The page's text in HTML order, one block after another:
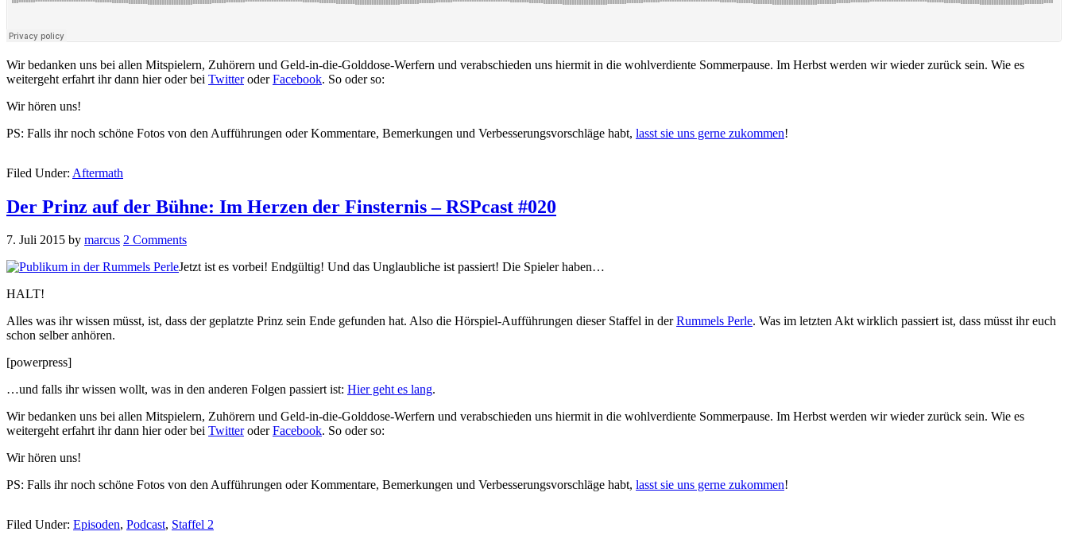
Wir bedanken uns bei allen Mitspielern, Zuhörern und Geld-in-die-Golddose-Werfern und verabschieden uns hiermit in die wohlverdiente Sommerpause. Im Herbst werden wir wieder zurück sein. Wie es
weitergeht erfahrt ihr dann hier oder bei TwitteroderFacebook. So oder so:
Wir hören uns!
PS: Falls ihr noch schöne Fotos von den Aufführungen oder Kommentare, Bemerkungen und Verbesserungsvorschläge habt, lasst sie uns gerne zukommen!
Filed Under: Aftermath
Der Prinz auf der Bühne: Im Herzen der Finsternis – RSPcast #020
7. Juli 2015 by marcus 2 Comments
Jetzt ist es vorbei! Endgültig! Und das Unglaubliche ist passiert! Die Spieler haben…
HALT!
Alles was ihr wissen müsst, ist, dass der geplatzte Prinz sein Ende gefunden hat. Also die Hörspiel-Aufführungen dieser Staffel in derRummels Perle. Was im letzten Akt wirklich passiert ist, dass müsst ihr euch
schon selber anhören.
[powerpress]
…und falls ihr wissen wollt, was in den anderen Folgen passiert ist: Hier geht es lang.
Wir bedanken uns bei allen Mitspielern, Zuhörern und Geld-in-die-Golddose-Werfern und verabschieden uns hiermit in die wohlverdiente Sommerpause. Im Herbst werden wir wieder zurück sein. Wie es
weitergeht erfahrt ihr dann hier oder bei TwitteroderFacebook. So oder so:
Wir hören uns!
PS: Falls ihr noch schöne Fotos von den Aufführungen oder Kommentare, Bemerkungen und Verbesserungsvorschläge habt, lasst sie uns gerne zukommen!
Filed Under: Episoden, Podcast, Staffel 2